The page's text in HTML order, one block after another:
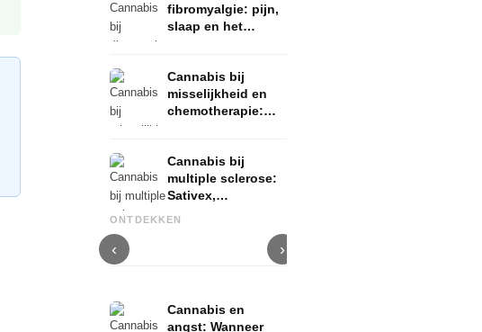
fibromyalgie: pijn,
slaap en het
Cannabis bij
misselijkheid en
chemotherapie:
Cannabis bij
multiple sclerose:
Sativex,
ONTDEKKEN
‹
Cannabis en epilepsie: CBD,
Epidiolex en de huidige stand
›
Cannabis en
angst: Wanneer